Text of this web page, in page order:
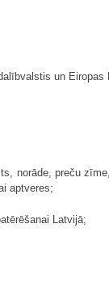
un Eiropas
norāde, preču
aptveres;
Latvijā;